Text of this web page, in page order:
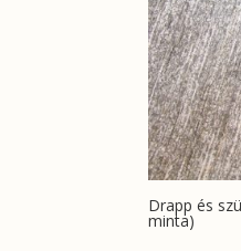
Drapp és
minta)